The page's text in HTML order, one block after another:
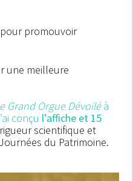
promouvoir
une meilleure
Grand Orgue Dévoiléà
conçu l’affiche et 15
scientifique et
du Patrimoine.